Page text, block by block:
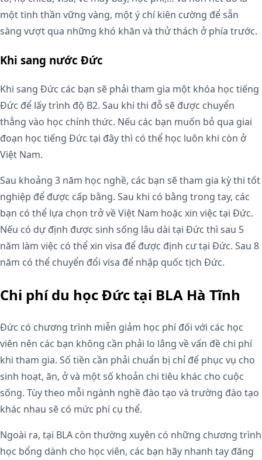
một tinh thần vững vàng, một ý chí kiên cường để sẵn
sàng vượt qua những khó khăn và thử thách ở phía trước.
Khi sang nước Đức
Khi sang Đức các bạn sẽ phải tham gia một khóa học tiếng
Đức để lấy trình độ B2. Sau khi thi đỗ sẽ được chuyển
thẳng vào học chính thức. Nếu các bạn muốn bỏ qua giai
đoạn học tiếng Đức tại đây thì có thể học luôn khi còn ở
Việt Nam.
Sau khoảng 3 năm học nghề, các bạn sẽ tham gia kỳ thi tốt
nghiệp để được cấp bằng. Sau khi có bằng trong tay, các
bạn có thể lựa chọn trở về Việt Nam hoặc xin việc tại Đức.
Nếu có dự định được sinh sống lâu dài tại Đức thì sau 5
năm làm việc có thể xin visa để được định cư tại Đức. Sau 8
năm có thể chuyển đổi visa để nhập quốc tịch Đức.
Chi phí du học Đức tại BLA Hà Tĩnh
Đức có chương trình miễn giảm học phí đối với các học
viên nên các bạn không cần phải lo lắng về vấn đề chi phí
khi tham gia. Số tiền cần phải chuẩn bị chỉ để phục vụ cho
sinh hoạt, ăn, ở và một số khoản chi tiêu khác cho cuộc
sống. Tùy theo mỗi ngành nghề đào tạo và trường đào tạo
khác nhau sẽ có mức phí cụ thể.
Ngoài ra, tại BLA còn thường xuyên có những chương trình
học bổng dành cho học viên, các bạn hãy nhanh tay đăng